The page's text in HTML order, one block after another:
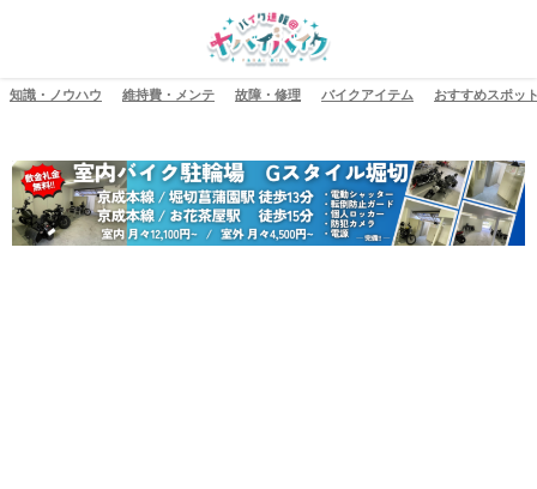
知識・ノウハウ 維持費・メンテ 故障・修理 バイクアイテム おすすめスポッ